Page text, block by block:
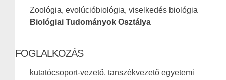
Zoológia, evolúcióbiológia, viselkedés biológia
Biológiai Tudományok Osztálya
FOGLALKOZÁS
kutatócsoport-vezető, tanszékvezető egyetemi